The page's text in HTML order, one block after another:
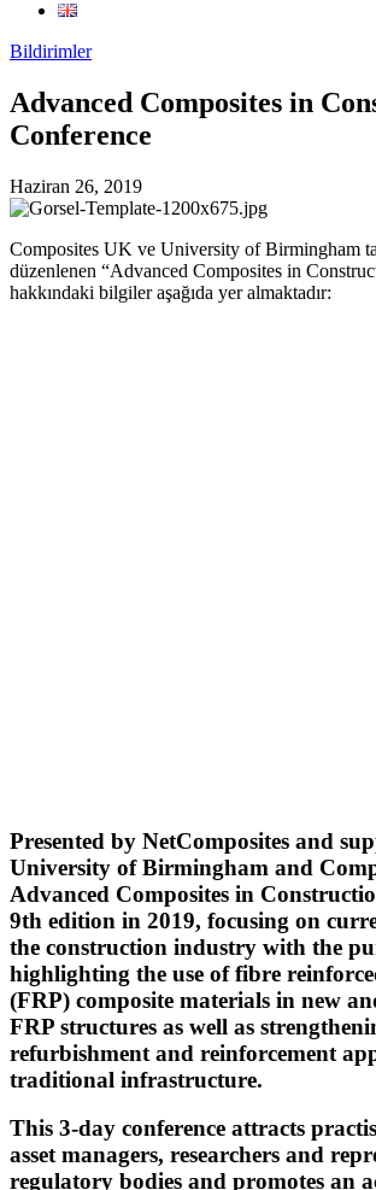
Bildirimler
Advanced Composites in
Conference
Haziran 26, 2019
Composites UK ve University of Birmingham
düzenlenen “Advanced Composites in
hakkındaki bilgiler aşağıda yer almaktadır:
Presented by NetComposites and
University of Birmingham and
Advanced Composites in
9th edition in 2019, focusing on
the construction industry with the
highlighting the use of fibre
(FRP) composite materials in new
FRP structures as well as
refurbishment and reinforcement
traditional infrastructure.
This 3-day conference attracts
asset managers, researchers and
regulatory bodies and promotes an